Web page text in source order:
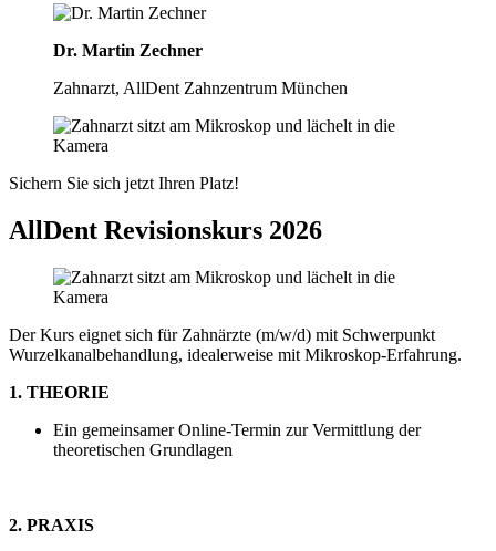
Dr. Martin Zechner
Zahnarzt, AllDent Zahnzentrum München
Sichern Sie sich jetzt Ihren Platz!
AllDent Revisionskurs 2026
Der Kurs eignet sich für Zahnärzte (m/w/d) mit Schwerpunkt
Wurzelkanalbehandlung, idealerweise mit Mikroskop-Erfahrung.
1. THEORIE
Ein gemeinsamer Online-Termin zur Vermittlung der
theoretischen Grundlagen
2. PRAXIS